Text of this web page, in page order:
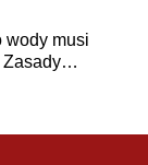
wody musi
Zasady